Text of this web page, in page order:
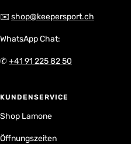
✉️ shop@keepersport.ch
WhatsApp Chat:
✆+41 91 225 82 50
KUNDENSERVICE
Shop Lamone
Öffnungszeiten